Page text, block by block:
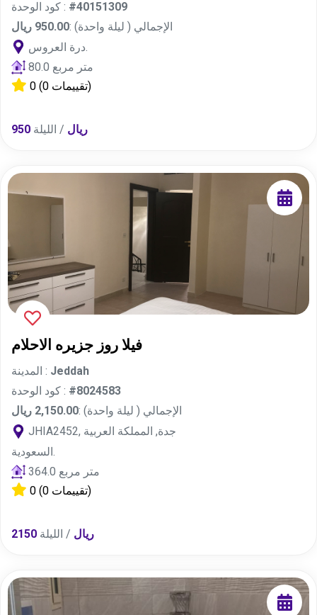
كود الوحدة : #40151309
الإجمالي ( ليلة واحدة) :950.00 ريال
80.0 متر مربع
0
(0 تقييمات)
950 ريال / الليلة
فيلا روز جزيره الاحلام
المدينة : Jeddah
كود الوحدة : #8024583
الإجمالي ( ليلة واحدة) :2,150.00 ريال
JHIA2452, جدة, المملكة العربية
364.0 متر مربع
0
(0 تقييمات)
2150 ريال / الليلة